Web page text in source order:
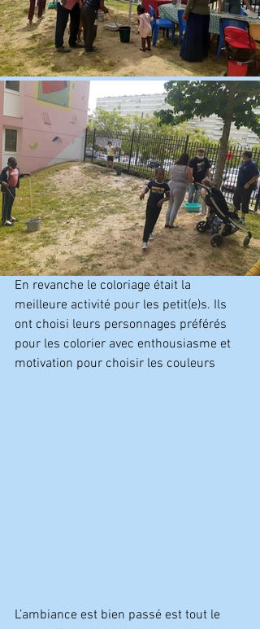
En revanche le coloriage était la
meilleure activité pour les petit(e)s. Ils
ont choisi leurs personnages préférés
pour les colorier avec enthousiasme et
motivation pour choisir les couleurs
L’ambiance est bien passé est tout le